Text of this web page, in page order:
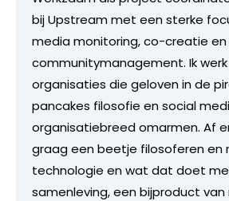
bij Upstream met een sterke
media monitoring, co-creatie en
communitymanagement. Ik
organisaties die geloven in de
pancakes filosofie en social
organisatiebreed omarmen. Af
graag een beetje filosoferen en
technologie en wat dat doet
samenleving, een bijproduct